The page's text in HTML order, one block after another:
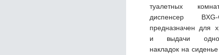
туалетных
диспенсер BXG-
предназначен для
и выдачи
накладок на